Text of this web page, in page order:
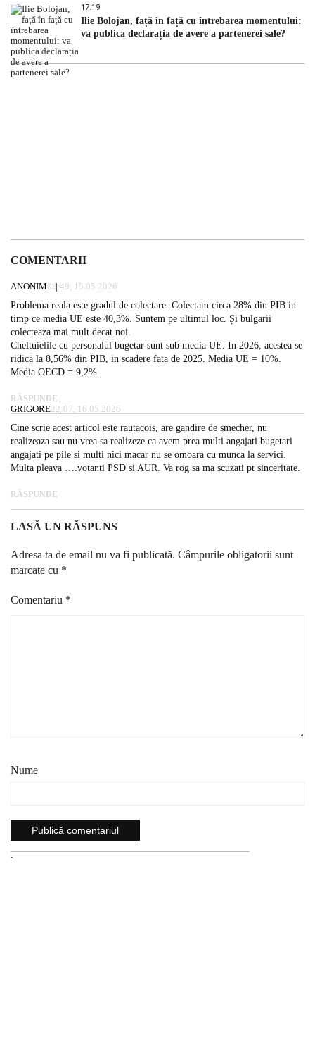
17:19
Ilie Bolojan, față în față cu întrebarea momentului:
va publica declarația de avere a partenerei sale?
COMENTARII
ANONIM08:49, 15.05.2026
Problema reala este gradul de colectare. Colectam circa 28% din PIB in
timp ce media UE este 40,3%. Suntem pe ultimul loc. Și bulgarii
colecteaza mai mult decat noi.
Cheltuielile cu personalul bugetar sunt sub media UE. In 2026, acestea se
ridică la 8,56% din PIB, in scadere fata de 2025. Media UE = 10%.
Media OECD = 9,2%.
RĂSPUNDE
GRIGORE22:07, 16.05.2026
Cine scrie acest articol este rautacois, are gandire de smecher, nu
realizeaza sau nu vrea sa realizeze ca avem prea multi angajati bugetari
angajati pe pile si multi nici macar nu se omoara cu munca la servici.
Multa pleava ….votanti PSD si AUR. Va rog sa ma scuzati pt sinceritate.
RĂSPUNDE
LASĂ UN RĂSPUNS
Adresa ta de email nu va fi publicată. Câmpurile obligatorii sunt
marcate cu *
Comentariu *
Nume
`